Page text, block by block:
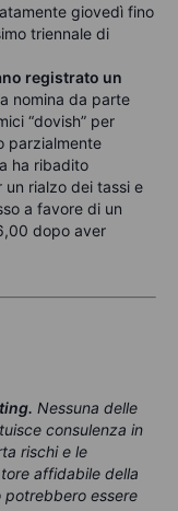
giovedì fino
triennale di
registrato un
nomina da parte
“dovish” per
parzialmente
ha ribadito
un rialzo dei tassi e
a favore di un
dopo aver
. Nessuna delle
consulenza in
rischi e le
affidabile della
essere